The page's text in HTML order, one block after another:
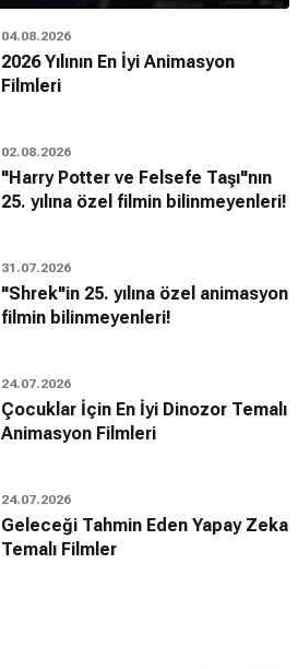
04.08.2026
2026 Yılının En İyi Animasyon
Filmleri
02.08.2026
"Harry Potter ve Felsefe Taşı"nın
25. yılına özel filmin bilinmeyenleri!
31.07.2026
"Shrek"in 25. yılına özel animasyon
filmin bilinmeyenleri!
24.07.2026
Çocuklar İçin En İyi Dinozor Temalı
Animasyon Filmleri
24.07.2026
Geleceği Tahmin Eden Yapay Zeka
Temalı Filmler